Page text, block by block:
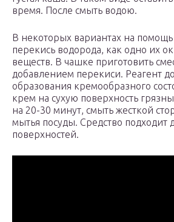
время. После смыть водою.
В некоторых вариантах на
перекись водорода, как одно их
веществ. В чашке приготовить
добавлением перекиси. Реагент
образования кремообразного
крем на сухую поверхность
на 20-30 минут, смыть жесткой
мытья посуды. Средство подходит
поверхностей.